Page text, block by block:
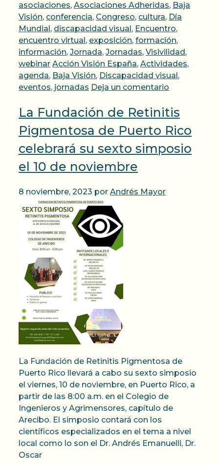
asociaciones, Asociaciones Adheridas, Baja
Visión, conferencia, Congreso, cultura, Día
Mundial , discapacidad visual , Encuentro,
encuentro virtual , exposición, formación,
información, Jornada, Jornadas, Visivilidad ,
webinar Etiquetas
Acción Visión España, Actividades,
agenda, Baja Visión, Discapacidad visual ,
eventos, jornadas Deja un comentario
La Fundación de Retinitis
Pigmentosa de Puerto Rico
celebrará su sexto simposio
el 10 de noviembre
8 noviembre, 2023 por Andrés Mayor
La Fundación de Retinitis Pigmentosa de
Puerto Rico llevará a cabo su sexto simposio
el viernes, 10 de noviembre, en Puerto Rico, a
partir de las 8:00 a.m. en el Colegio de
Ingenieros y Agrimensores, capítulo de
Arecibo. El simposio contará con los
científicos especializados en el tema a nivel
local como lo son el Dr. Andrés Emanuelli, Dr.
Oscar